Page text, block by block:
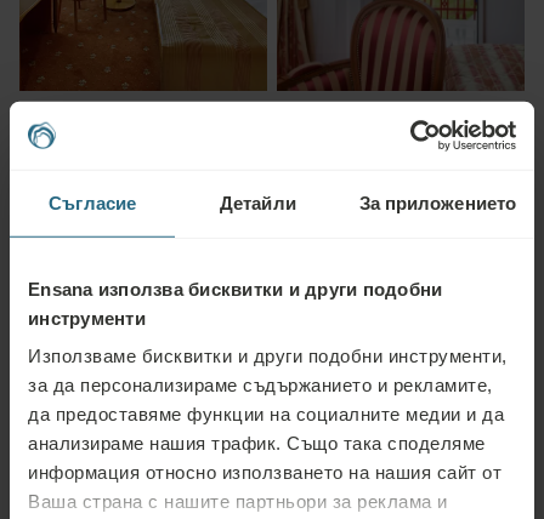
Съгласие Детайли За приложението
Ensana използва бисквитки и други подобни
инструменти
Използваме бисквитки и други подобни инструменти,
за да персонализираме съдържанието и рекламите,
да предоставяме функции на социалните медии и да
анализираме нашия трафик. Също така споделяме
информация относно използването на нашия сайт от
Ваша страна с нашите партньори за реклама и